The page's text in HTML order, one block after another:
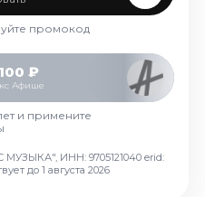
промокод
₽
Афише
и примените
ИНН: 9705121040 erid:
до 1 августа 2026